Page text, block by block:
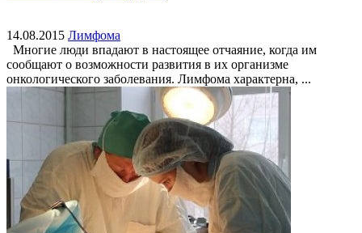
14.08.2015 Лимфома
Многие люди впадают в настоящее отчаяние, когда им
сообщают о возможности развития в их организме
онкологического заболевания. Лимфома характерна, ...